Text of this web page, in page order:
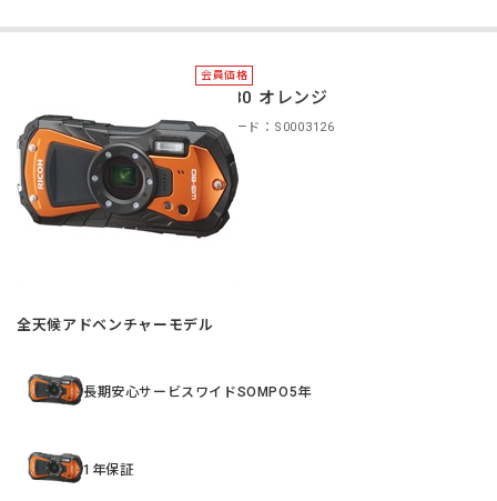
会員価格
WG-80 オレンジ
商品コード：S0003126
全天候アドベンチャーモデル
長期安心サービスワイドSOMPO5年
1年保証